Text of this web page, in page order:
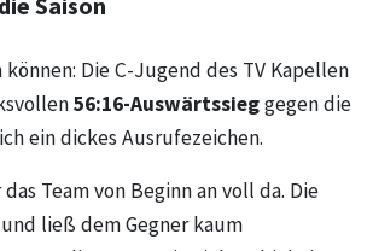
Die C-Jugend des TV Kapellen
56:16-Auswärtssieggegen die
ein dickes Ausrufezeichen.
Team von Beginn an voll da. Die
ließ dem Gegner kaum